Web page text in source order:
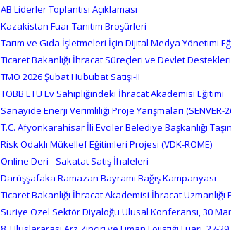
AB Liderler Toplantısı Açıklaması
Kazakistan Fuar Tanıtım Broşürleri
Tarım ve Gıda İşletmeleri İçin Dijital Medya Yönetimi
Ticaret Bakanlığı İhracat Süreçleri ve Devlet Destekleri
TMO 2026 Şubat Hububat Satışı-II
TOBB ETÜ Ev Sahipliğindeki İhracat Akademisi Eğitimi
Sanayide Enerji Verimliliği Proje Yarışmaları (SENVER-
T.C. Afyonkarahisar İli Evciler Belediye Başkanlığı
Risk Odaklı Mükellef Eğitimleri Projesi (VDK-ROME)
Online Deri - Sakatat Satış İhaleleri
Darüşşafaka Ramazan Bayramı Bağış Kampanyası
Ticaret Bakanlığı İhracat Akademisi İhracat Uzmanlığı
Suriye Özel Sektör Diyaloğu Ulusal Konferansı, 30